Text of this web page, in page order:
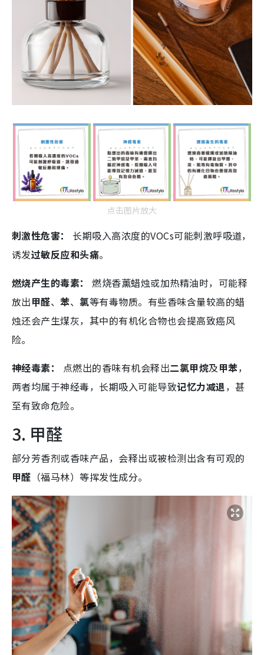
点击图片放大
刺激性危害：
长期吸入高浓度的VOCs可能刺激呼吸道，
诱发过敏反应和头痛。
燃烧产生的毒素：
燃烧香薰蜡烛或加热精油时，可能释
放出甲醛、苯、氯等有毒物质。有些香味含量较高的蜡
烛还会产生煤灰，其中的有机化合物也会提高致癌风
险。
神经毒素：
点燃出的香味有机会释出二氯甲烷及甲苯，
两者均属于神经毒，长期吸入可能导致记忆力减退，甚
至有致命危险。
3. 甲醛
部分芳香剂或香味产品，会释出或被检测出含有可观的
甲醛 （福马林）等挥发性成分。